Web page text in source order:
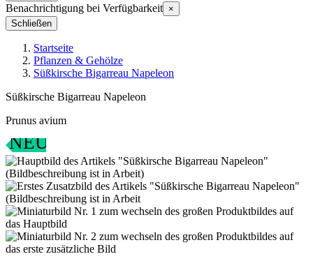
Benachrichtigung bei Verfügbarkeit ×
Schließen
Startseite
Pflanzen & Gehölze
Süßkirsche Bigarreau Napeleon
Süßkirsche Bigarreau Napeleon
Prunus avium
NEU